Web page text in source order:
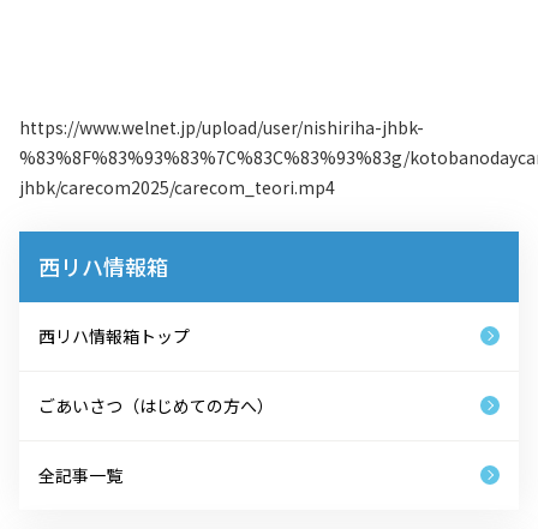
https://www.welnet.jp/upload/user/nishiriha-jhbk-
%83%8F%83%93%83%7C%83C%83%93%83g/
jhbk/carecom2025/carecom_teori.mp4
西リハ情報箱
西リハ情報箱トップ
ごあいさつ（はじめての方へ）
全記事一覧